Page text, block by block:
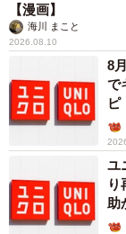
【漫画】
海川 まこと
2026.08.10
8
で
ピ
の
ユ
助